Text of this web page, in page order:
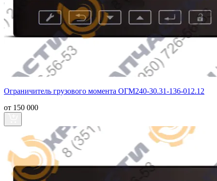
Ограничитель грузового момента ОГМ240-30.31-136-012.12
от 150 000